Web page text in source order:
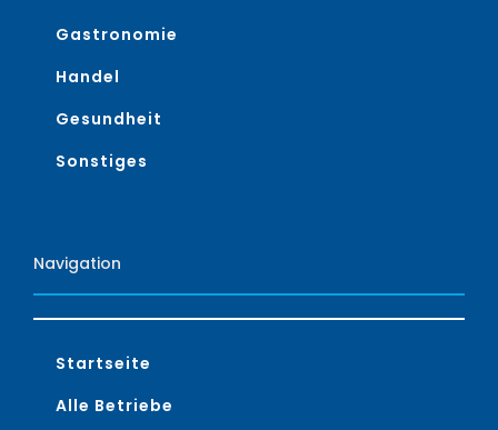
Gastronomie
Handel
Gesundheit
Sonstiges
Navigation
Startseite
Alle Betriebe